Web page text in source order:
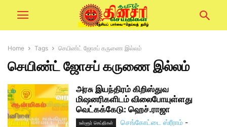
Home Tags செயிண்ட் ஜோசப் கருணை இல்லம்
செயிண்ட் ஜோசப் கருணை இல்லம்
அரசு இயந்திரம் கிறிஸ்துவ
மிஷனரிகளிடம் விலைபோயுள்ளது
வெட்கக்கேடு: ஹெச்.ராஜா
உள்ளூர் செய்திகள் செங்கோட்டை ஸ்ரீராம் -